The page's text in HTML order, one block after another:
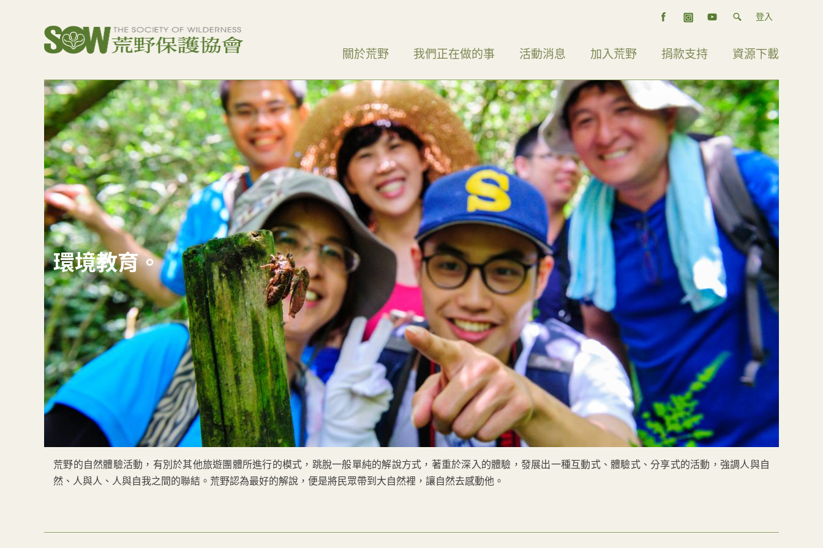
登入
關於荒野 我們正在做的事 活動消息 加入荒野 捐款支持 資源下載
環境教育。
荒野的自然體驗活動，有別於其他旅遊團體所進行的模式，跳脫一般單純的解說方式，著重於深入的體驗，發展出一種互動式、體驗式、分享式的活動，強調人與自
然、人與人、人與自我之間的聯結。荒野認為最好的解說，便是將民眾帶到大自然裡，讓自然去感動他。